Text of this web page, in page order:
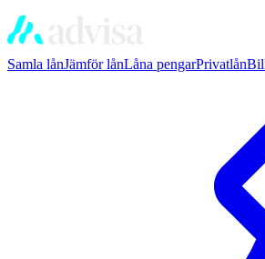
Samla lånJämför lånLåna pengarPrivatlån